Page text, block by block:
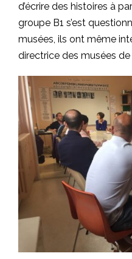
d’écrire des histoires à
groupe B1 s’est
musées, ils ont même
directrice des musées